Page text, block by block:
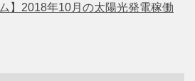
】2018年10月の太陽光発電稼働